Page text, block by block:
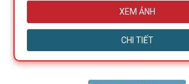
XEM ẢNH
CHI TIẾT